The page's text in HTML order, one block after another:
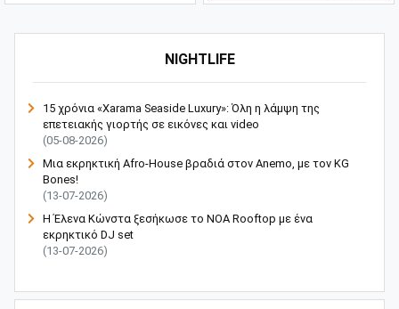
NIGHTLIFE
15 χρόνια «Xarama Seaside Luxury»: Όλη η λάμψη της
επετειακής γιορτής σε εικόνες και video
(05-08-2026)
Μια εκρηκτική Afro-House βραδιά στον Anemo, με τον KG
Bones!
(13-07-2026)
Η Έλενα Κώνστα ξεσήκωσε το NOA Rooftop με ένα
εκρηκτικό DJ set
(13-07-2026)